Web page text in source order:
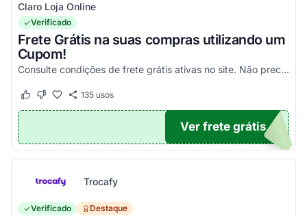
Claro Loja Online
Verificado
Frete Grátis na suas compras utilizando um
Cupom!
Consulte condições de frete grátis ativas no site. Não precisa aplicar código promocional Claro Loja!
Este cupom funcionou
Este cupom não funcionou
135usos
TICO
Ver frete grátis
Trocafy
Verificado Destaque